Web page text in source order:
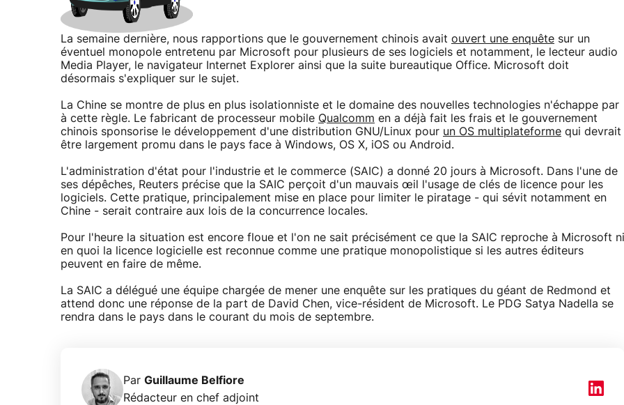
La semaine dernière, nous rapportions que le gouvernement chinois avait ouvert une enquête sur un
éventuel monopole entretenu par Microsoft pour plusieurs de ses logiciels et notamment, le lecteur audio
Media Player, le navigateur Internet Explorer ainsi que la suite bureautique Office. Microsoft doit
désormais s'expliquer sur le sujet.
La Chine se montre de plus en plus isolationniste et le domaine des nouvelles technologies n'échappe par
à cette règle. Le fabricant de processeur mobile Qualcomm en a déjà fait les frais et le gouvernement
chinois sponsorise le développement d'une distribution GNU/Linux pour un OS multiplateforme qui devrait
être largement promu dans le pays face à Windows, OS X, iOS ou Android.
L'administration d'état pour l'industrie et le commerce (SAIC) a donné 20 jours à Microsoft. Dans l'une de
ses dépêches, Reuters précise que la SAIC perçoit d'un mauvais œil l'usage de clés de licence pour les
logiciels. Cette pratique, principalement mise en place pour limiter le piratage - qui sévit notamment en
Chine - serait contraire aux lois de la concurrence locales.
Pour l'heure la situation est encore floue et l'on ne sait précisément ce que la SAIC reproche à Microsoft ni
en quoi la licence logicielle est reconnue comme une pratique monopolistique si les autres éditeurs
peuvent en faire de même.
La SAIC a délégué une équipe chargée de mener une enquête sur les pratiques du géant de Redmond et
attend donc une réponse de la part de David Chen, vice-résident de Microsoft. Le PDG Satya Nadella se
rendra dans le pays dans le courant du mois de septembre.
Par Guillaume Belfiore
Rédacteur en chef adjoint